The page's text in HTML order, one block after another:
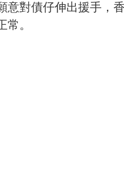
意對債仔伸出援手，
常。